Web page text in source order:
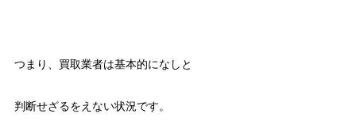
つまり、買取業者は基本的になしと
判断せざるをえない状況です。